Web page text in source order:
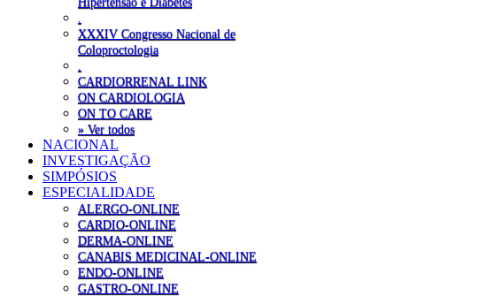
XXXIV Congresso Nacional de
Coloproctologia
CARDIORRENAL LINK
ON CARDIOLOGIA
ON TO CARE
» Ver todos
NACIONAL
INVESTIGAÇÃO
SIMPÓSIOS
ESPECIALIDADE
ALERGO-ONLINE
CARDIO-ONLINE
DERMA-ONLINE
CANABIS MEDICINAL-ONLINE
ENDO-ONLINE
GASTRO-ONLINE